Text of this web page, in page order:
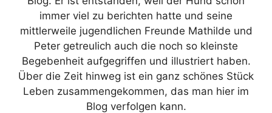
immer viel zu berichten hatte und seine
mittlerweile jugendlichen Freunde Mathilde und
Peter getreulich auch die noch so kleinste
Begebenheit aufgegriffen und illustriert haben.
Über die Zeit hinweg ist ein ganz schönes Stück
Leben zusammengekommen, das man hier im
Blog verfolgen kann.